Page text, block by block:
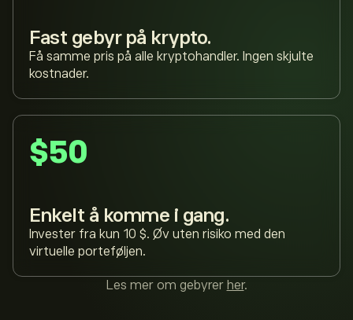
Fast gebyr på krypto.
Få samme pris på alle kryptohandler. Ingen skjulte
kostnader.
$50
Enkelt å komme i gang.
Invester fra kun 10 $. Øv uten risiko med den
virtuelle porteføljen.
Les mer om gebyrer her.